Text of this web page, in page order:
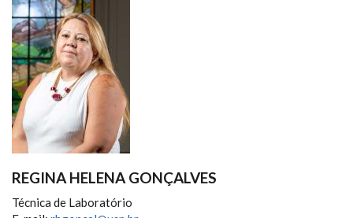
REGINA HELENA GONÇALVES
Técnica de Laboratório